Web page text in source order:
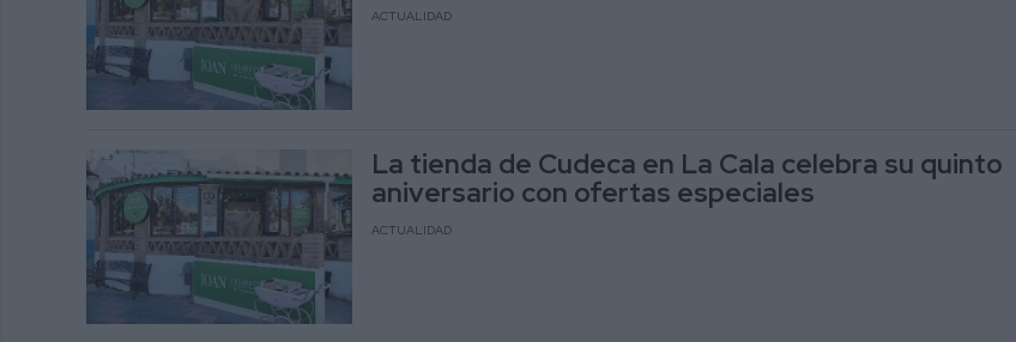
ACTUALIDAD
La tienda de Cudeca en La Cala celebra su quinto
aniversario con ofertas especiales
ACTUALIDAD